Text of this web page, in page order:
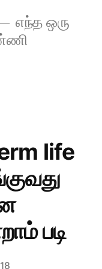
எந்த ஒரு
life
படி